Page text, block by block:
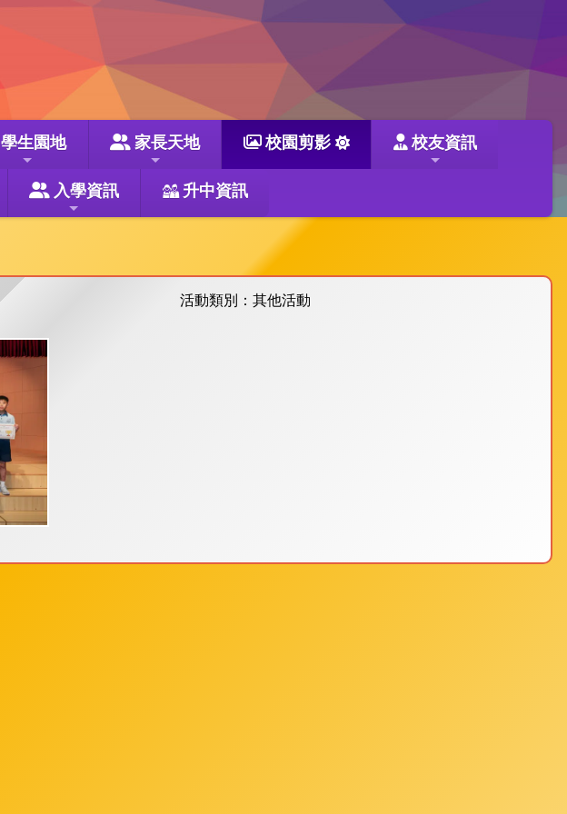
學生園地 家長天地 校園剪影 校友資訊
入學資訊 升中資訊
活動類別：其他活動